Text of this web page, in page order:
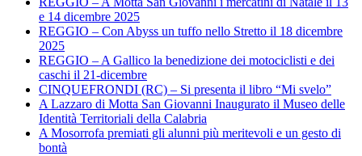
e 14 dicembre 2025
REGGIO – Con Abyss un tuffo nello Stretto il 18 dicembre
2025
REGGIO – A Gallico la benedizione dei motociclisti e dei
caschi il 21-dicembre
CINQUEFRONDI (RC) – Si presenta il libro “Mi svelo”
A Lazzaro di Motta San Giovanni Inaugurato il Museo delle
Identità Territoriali della Calabria
A Mosorrofa premiati gli alunni più meritevoli e un gesto di
bontà